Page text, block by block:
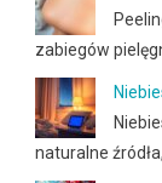
zabiegów
naturalne